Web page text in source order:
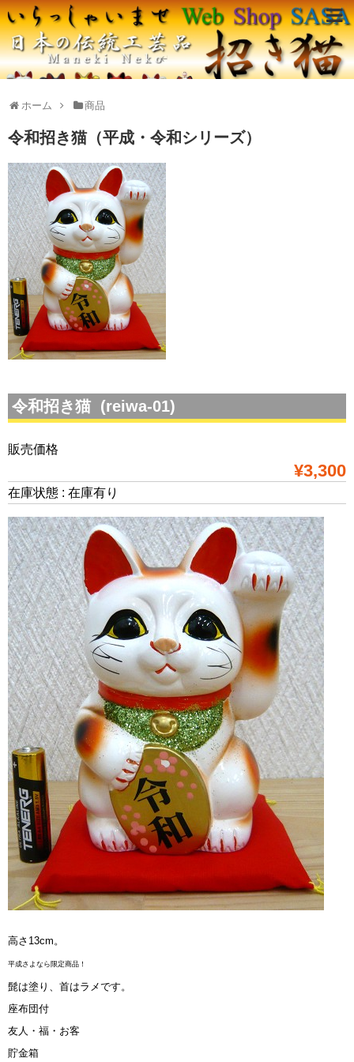
ホーム 商品
令和招き猫（平成・令和シリーズ）
令和招き猫 (reiwa-01)
販売価格
¥3,300
在庫状態 : 在庫有り
高さ13cm。
平成さよなら限定商品！
髭は塗り、首はラメです。
座布団付
友人・福・お客
貯金箱